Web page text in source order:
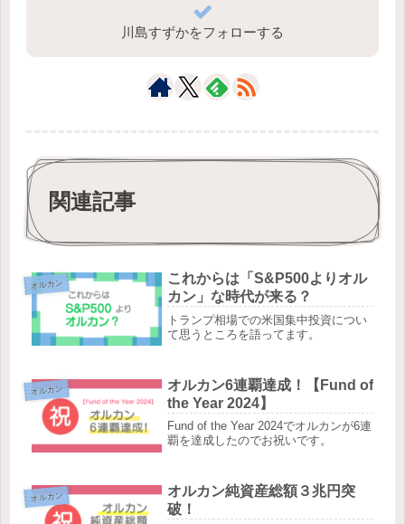
川島すずかをフォローする
関連記事
オルカン
これからは「S&P500よりオル
カン」な時代が来る？
トランプ相場での米国集中投資につい
て思うところを語ってます。
オルカン
オルカン6連覇達成！【Fund of
the Year 2024】
Fund of the Year 2024でオルカンが6連
覇を達成したのでお祝いです。
オルカン
オルカン純資産総額３兆円突
破！